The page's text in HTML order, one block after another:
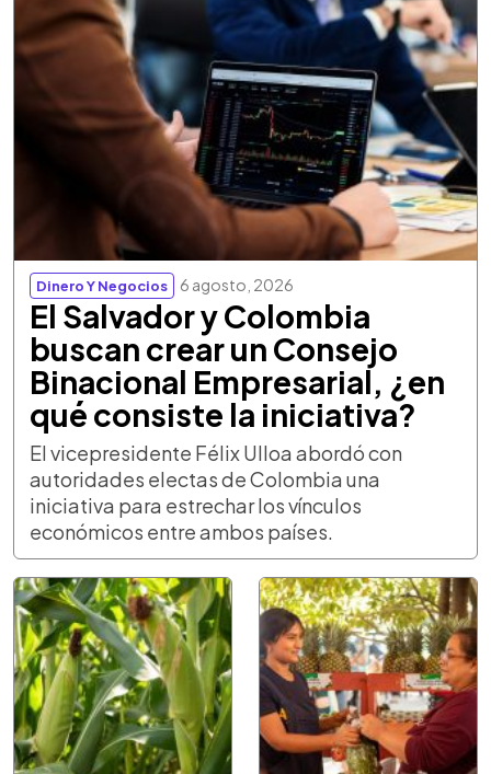
Dinero Y Negocios 6 agosto, 2026
El Salvador y Colombia
buscan crear un Consejo
Binacional Empresarial, ¿en
qué consiste la iniciativa?
El vicepresidente Félix Ulloa abordó con
autoridades electas de Colombia una
iniciativa para estrechar los vínculos
económicos entre ambos países.